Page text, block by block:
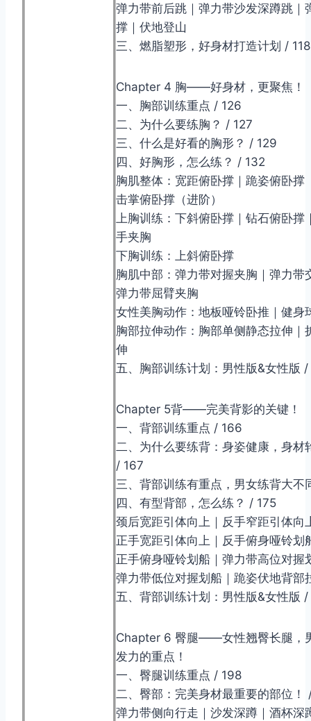
弹力带前后跳｜弹力带沙发深蹲跳｜
撑｜伏地登山
三、燃脂塑形，好身材打造计划 / 118
Chapter 4 胸——好身材，更聚焦！
一、胸部训练重点 / 126
二、为什么要练胸？ / 127
三、什么是好看的胸形？ / 129
四、好胸形，怎么练？ / 132
胸肌整体：宽距俯卧撑｜跪姿俯卧撑
击掌俯卧撑（进阶）
上胸训练：下斜俯卧撑｜钻石俯卧撑
手夹胸
下胸训练：上斜俯卧撑
胸肌中部：弹力带对握夹胸｜弹力带
弹力带屈臂夹胸
女性美胸动作：地板哑铃卧推｜健身
胸部拉伸动作：胸部单侧静态拉伸｜
伸
五、胸部训练计划：男性版&女性版
Chapter 5背——完美背影的关键！
一、背部训练重点 / 166
二、为什么要练背：身姿健康，身材
/ 167
三、背部训练有重点，男女练背大不
四、有型背部，怎么练？ / 175
颈后宽距引体向上｜反手窄距引体向
正手宽距引体向上｜反手俯身哑铃划
正手俯身哑铃划船｜弹力带高位对握
弹力带低位对握划船｜跪姿伏地背部
五、背部训练计划：男性版&女性版
Chapter 6 臀腿——女性翘臀长腿，
发力的重点！
一、臀腿训练重点 / 198
二、臀部：完美身材最重要的部位
弹力带侧向行走｜沙发深蹲｜酒杯深